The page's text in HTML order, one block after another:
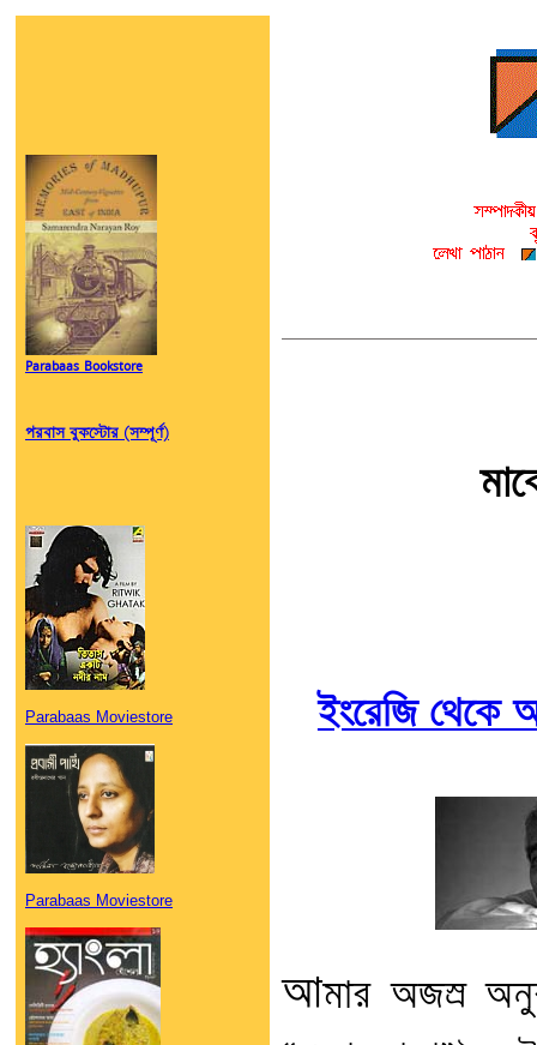
Parabaas Bookstore
পরবাস বুকস্টোর (সম্পূর্ণ)
Parabaas Moviestore
Parabaas Moviestore
ইংরেজি থেকে
আমার অজস্র